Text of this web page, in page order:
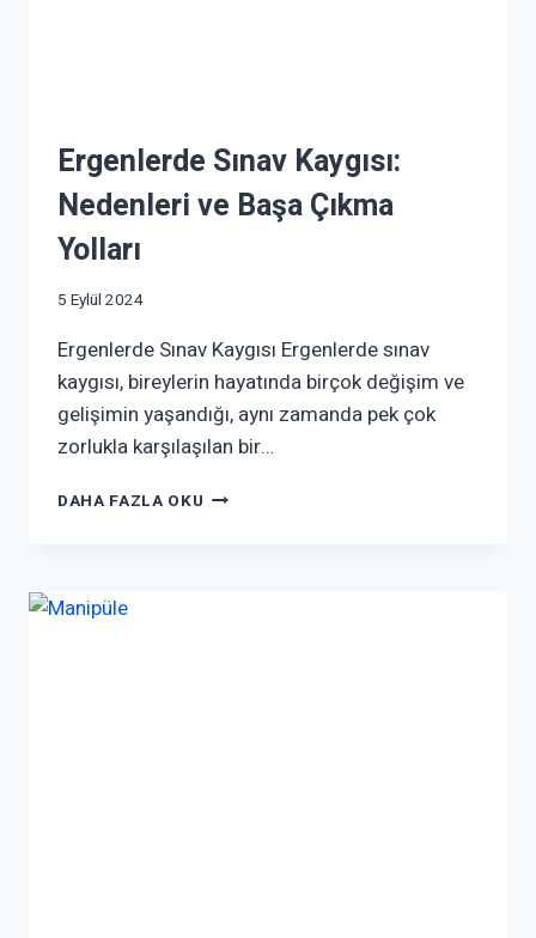
Ergenlerde Sınav Kaygısı:
Nedenleri ve Başa Çıkma
Yolları
5 Eylül 2024
Ergenlerde Sınav Kaygısı Ergenlerde sınav
kaygısı, bireylerin hayatında birçok değişim ve
gelişimin yaşandığı, aynı zamanda pek çok
zorlukla karşılaşılan bir…
DAHA FAZLA OKU